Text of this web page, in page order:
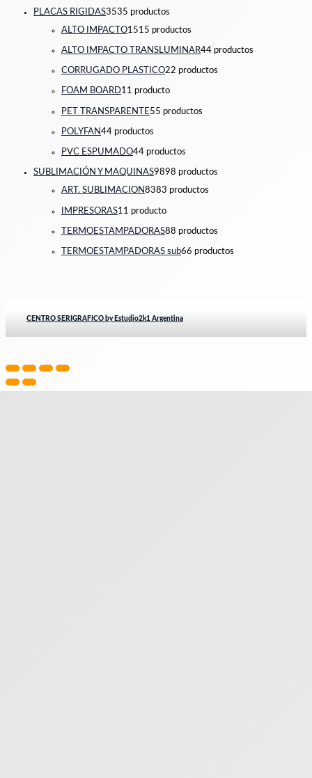
PLACAS RIGIDAS3535 productos
ALTO IMPACTO1515 productos
ALTO IMPACTO TRANSLUMINAR44 productos
CORRUGADO PLASTICO22 productos
FOAM BOARD11 producto
PET TRANSPARENTE55 productos
POLYFAN44 productos
PVC ESPUMADO44 productos
SUBLIMACIÓN Y MAQUINAS9898 productos
ART. SUBLIMACION8383 productos
IMPRESORAS11 producto
TERMOESTAMPADORAS88 productos
TERMOESTAMPADORAS sub66 productos
CENTRO SERIGRAFICO by Estudio2k1 Argentina